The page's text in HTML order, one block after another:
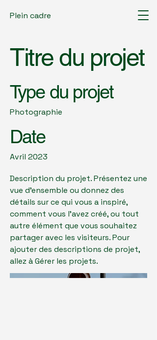
Plein cadre
Titre du projet
Type du projet
Photographie
Date
Avril 2023
Description du projet. Présentez une
vue d'ensemble ou donnez des
détails sur ce qui vous a inspiré,
comment vous l'avez créé, ou tout
autre élément que vous souhaitez
partager avec les visiteurs. Pour
ajouter des descriptions de projet,
allez à Gérer les projets.